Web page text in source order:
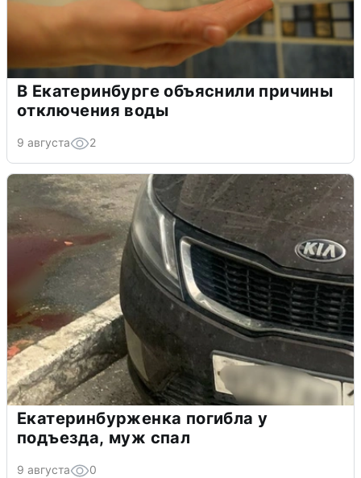
В Екатеринбурге объяснили причины
отключения воды
9 августа 2
Екатеринбурженка погибла у
подъезда, муж спал
9 августа 0